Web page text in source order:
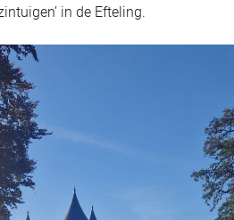
in de Efteling.